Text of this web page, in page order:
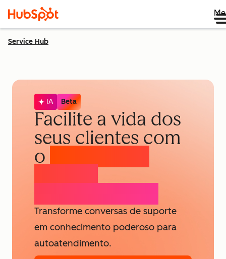
Service Hub
IA Beta
Facilite a vida dos
seus clientes com
o
Transforme conversas de suporte
em conhecimento poderoso para
autoatendimento.